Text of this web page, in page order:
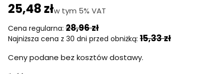
25,48 złw tym 5% VAT
w tym 5% VAT
Cena regularna: 28,96 zł
Najniższa cena z 30 dni przed obniżką: 15,33 zł
Ceny podane bez kosztów dostawy.